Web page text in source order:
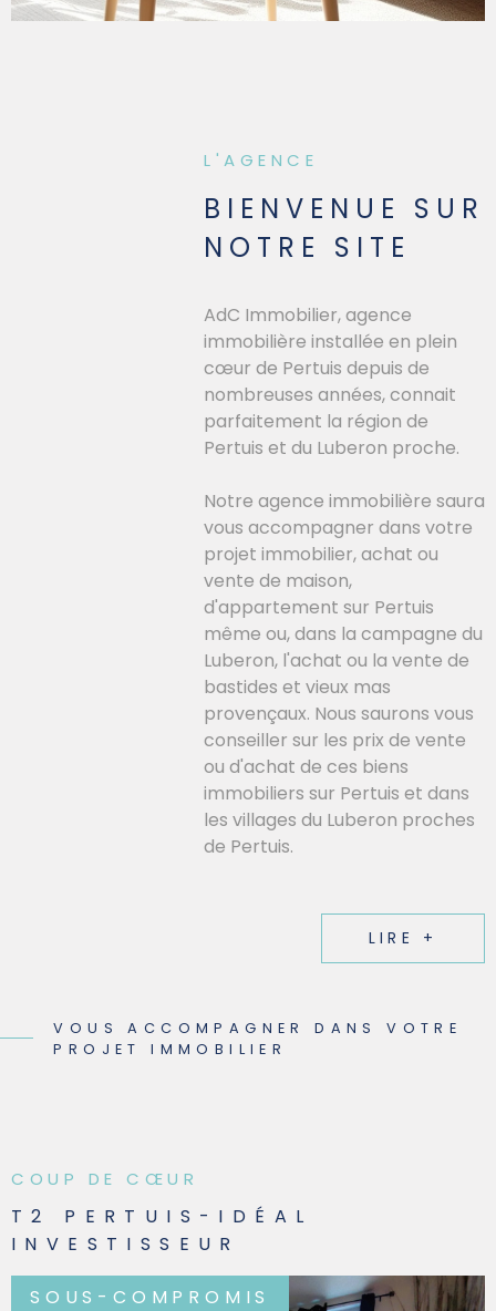
VENDRE
NOS BIENS
CONSEILS -
CONTACT
L'AGENCE
BIENVENUE SUR
NOTRE SITE
AdC Immobilier, agence
immobilière installée en plein
cœur de Pertuis depuis de
nombreuses années, connait
parfaitement la région de
Pertuis et du Luberon proche.
Notre agence immobilière saura
vous accompagner dans votre
projet immobilier, achat ou
vente de maison,
d'appartement sur Pertuis
même ou, dans la campagne du
Luberon, l'achat ou la vente de
bastides et vieux mas
provençaux. Nous saurons vous
conseiller sur les prix de vente
ou d'achat de ces biens
immobiliers sur Pertuis et dans
les villages du Luberon proches
de Pertuis.
LIRE +
VOUS ACCOMPAGNER DANS VOTRE
PROJET IMMOBILIER
COUP DE CŒUR
T2 PERTUIS-IDÉAL
INVESTISSEUR
SOUS-COMPROMIS